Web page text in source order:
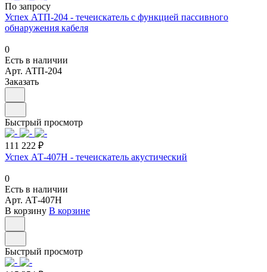
По запросу
Успех АТП-204 - течеискатель с функцией пассивного
обнаружения кабеля
0
Есть в наличии
Арт. АТП-204
Заказать
Быстрый просмотр
111 222 ₽
Успех АТ-407Н - течеискатель акустический
0
Есть в наличии
Арт. АТ-407Н
В корзину В корзине
Быстрый просмотр